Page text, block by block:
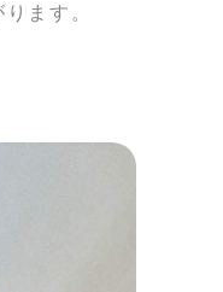
ます。